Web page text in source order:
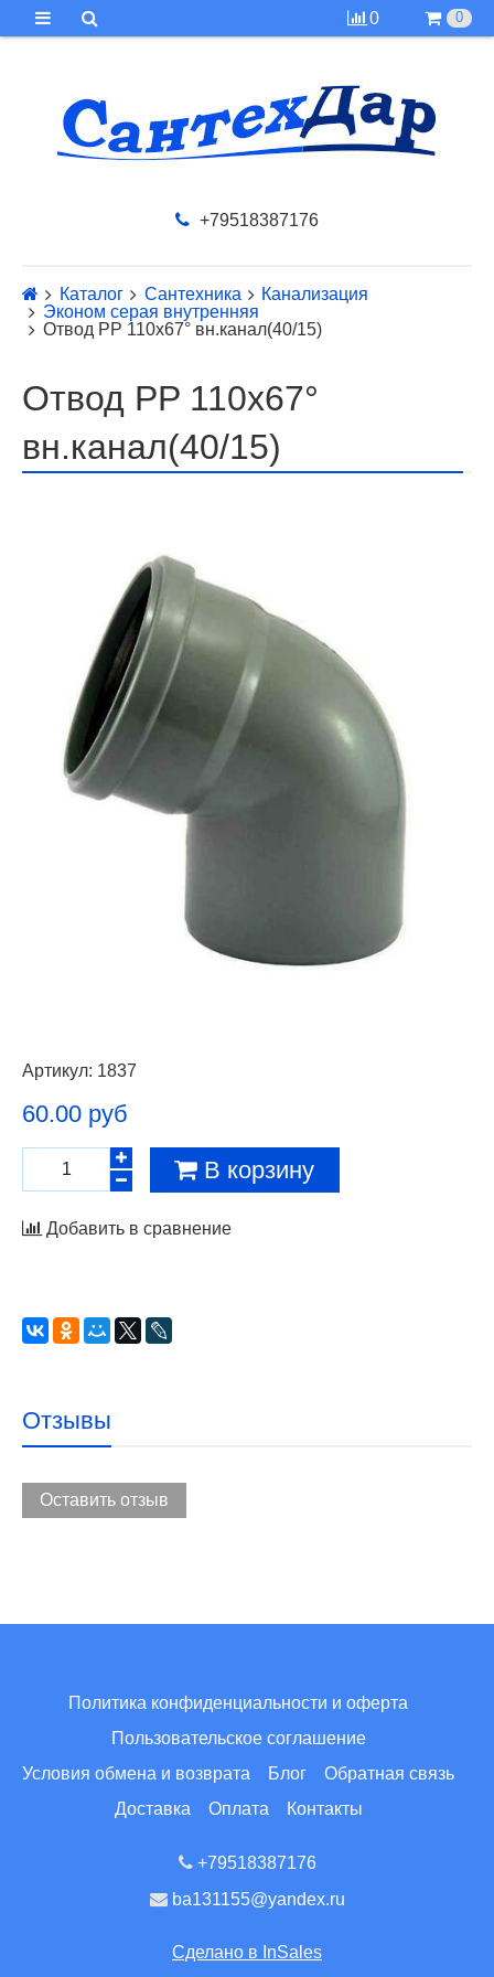
0 0
+79518387176
Каталог Сантехника
Канализация
Эконом серая внутренняя
Отвод PP 110х67° вн.канал(40/15)
Отвод PP 110х67°
вн.канал(40/15)
Артикул: 1837
60.00 руб
В корзину
Добавить в сравнение
Отзывы
Оставить отзыв
Политика конфиденциальности и оферта
Пользовательское соглашение
Условия обмена и возврата
Блог
Обратная связь
Доставка
Оплата Контакты
+79518387176
ba131155@yandex.ru
Сделано в InSales